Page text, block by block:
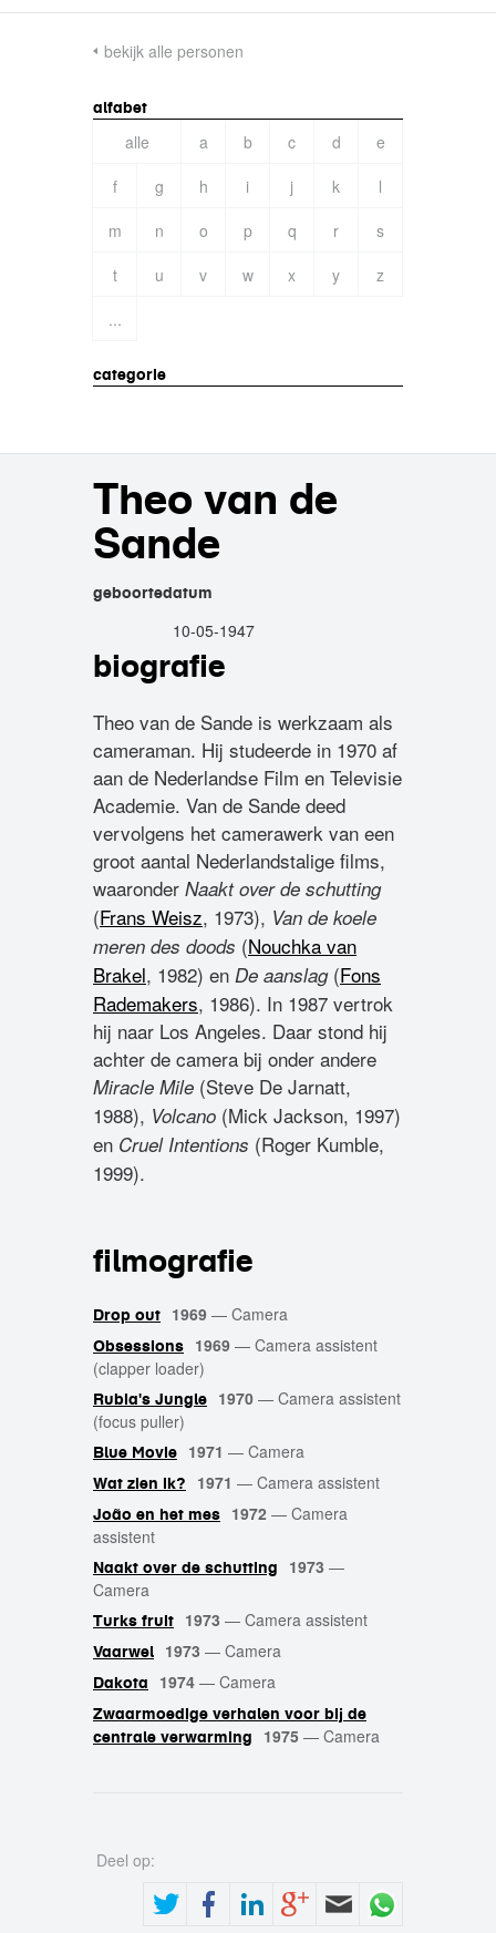
bekijk alle personen
alfabet
alle a b c d
e
f
g h i j k
l
m
n o p q r
s
t
u v w x y
z
...
categorie
Theo van de
Sande
geboortedatum
10-05-1947
biografie
Theo van de Sande is werkzaam als
cameraman. Hij studeerde in 1970 af
aan de Nederlandse Film en Televisie
Academie. Van de Sande deed
vervolgens het camerawerk van een
groot aantal Nederlandstalige films,
waaronder Naakt over de schutting
(Frans Weisz, 1973), Van de koele
meren des doods (Nouchka van
Brakel, 1982) en De aanslag(Fons
Rademakers, 1986). In 1987 vertrok
hij naar Los Angeles. Daar stond hij
achter de camera bij onder andere
Miracle Mile (Steve De Jarnatt,
1988), Volcano (Mick Jackson, 1997)
en Cruel Intentions (Roger Kumble,
1999).
filmografie
Drop out 1969 — Camera
Obsessions 1969 — Camera assistent
(clapper loader)
Rubia's Jungle 1970 — Camera assistent
(focus puller)
Blue Movie 1971 — Camera
Wat zien ik? 1971 — Camera assistent
João en het mes 1972 — Camera
assistent
Naakt over de schutting 1973 —
Camera
Turks fruit 1973 — Camera assistent
Vaarwel 1973 — Camera
Dakota 1974 — Camera
Zwaarmoedige verhalen voor bij de
centrale verwarming
1975 — Camera
Deel op: